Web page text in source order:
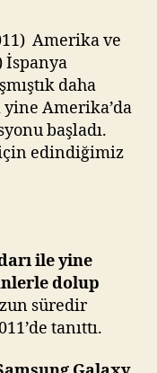
Amerika ve
İspanya
daha
yine Amerika’da
başladı.
edindiğimiz
ile yine
dolup
süredir
tanıttı.